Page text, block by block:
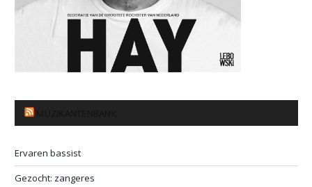
Ervaren bassist
Gezocht: zangeres